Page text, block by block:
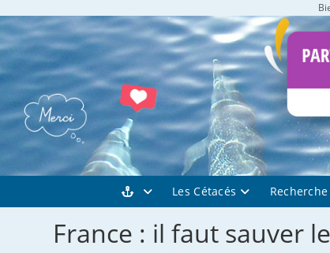
to
content
Les Cétacés Recherche
France : il faut sauver